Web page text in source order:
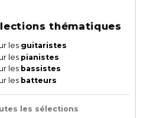
thématiques
les guitaristes
les pianistes
les bassistes
les batteurs
les sélections